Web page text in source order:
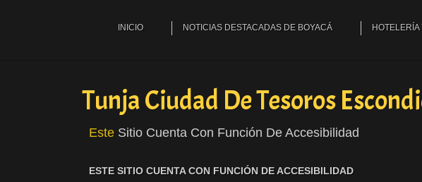
INICIO NOTICIAS DESTACADAS DE BOYACÁ
Tunja Ciudad De Tesoros
Este Sitio Cuenta Con Función De Accesibilidad
ESTE SITIO CUENTA CON FUNCIÓN DE ACCESIBILIDAD